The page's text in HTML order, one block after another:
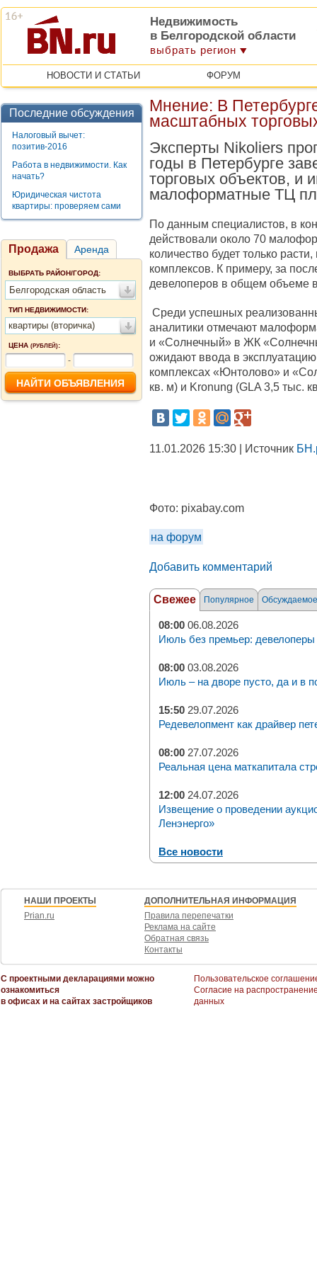
Недвижимость
в Белгородской области
выбрать регион
НОВОСТИ И СТАТЬИ ФОРУМ
Последние обсуждения
Налоговый вычет:
позитив-2016
Работа в недвижимости. Как
начать?
Юридическая чистота
квартиры: проверяем сами
Продажа Аренда
ВЫБРАТЬ РАЙОН/ГОРОД:
Белгородская область
ТИП НЕДВИЖИМОСТИ:
квартиры (вторичка)
ЦЕНА (РУБЛЕЙ):
-
Мнение: В
масштабных
Эксперты Nikoliers
годы в Петербурге
торговых объектов, и
малоформатные ТЦ
По данным специалистов, в
действовали около 70
количество будет только
комплексов. К примеру, за
девелоперов в общем объеме
Среди успешных
аналитики отмечают
и «Солнечный» в ЖК
ожидают ввода в
комплексах «Юнтолово» и
кв. м) и Kronung (GLA 3,5 тыс.
11.01.2026 15:30 | Источник
Фото: pixabay.com
на форум
Добавить комментарий
Свежее Популярное Обсуждаемое
08:00 06.08.2026
Июль без премьер: девелоперы
08:00 03.08.2026
Июль – на дворе пусто, да и в
15:50 29.07.2026
Редевелопмент как драйвер
08:00 27.07.2026
Реальная цена маткапитала
12:00 24.07.2026
Извещение о проведении
Ленэнерго»
Все новости
НАШИ ПРОЕКТЫ
Prian.ru
ДОПОЛНИТЕЛЬНАЯ ИНФОРМАЦИЯ
Правила перепечатки
Реклама на сайте
Обратная связь
Контакты
С проектными декларациями можно
ознакомиться
в офисах и на сайтах застройщиков
Пользовательское
Согласие на
данных